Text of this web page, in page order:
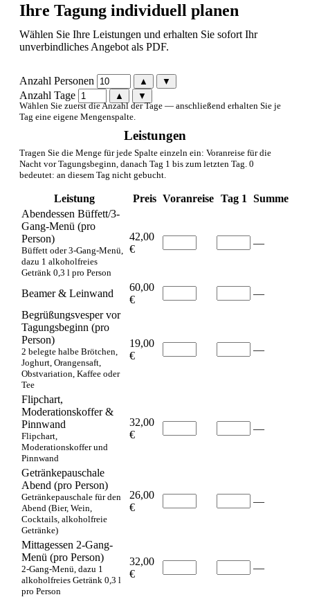
Ihre Tagung individuell planen
Wählen Sie Ihre Leistungen und erhalten Sie sofort Ihr
unverbindliches Angebot als PDF.
Anzahl Personen ▲ ▼
Anzahl Tage ▲
▼
Wählen Sie zuerst die Anzahl der Tage — anschließend erhalten Sie je
Tag eine eigene Mengenspalte.
Leistungen
Tragen Sie die Menge für jede Spalte einzeln ein: Voranreise für die
Nacht vor Tagungsbeginn, danach Tag 1 bis zum letzten Tag. 0
bedeutet: an diesem Tag nicht gebucht.
Leistung Preis Voranreise Tag 1
Summe
Abendessen Büffett/3-
Gang-Menü (pro
Person)
Büffett oder 3-Gang-Menü,
dazu 1 alkoholfreies
Getränk 0,3 l pro Person
42,00
€
—
Beamer & Leinwand
60,00
€
—
Begrüßungsvesper vor
Tagungsbeginn (pro
Person)
2 belegte halbe Brötchen,
Joghurt, Orangensaft,
Obstvariation, Kaffee oder
Tee
19,00
€
—
Flipchart,
Moderationskoffer &
Pinnwand
Flipchart,
Moderationskoffer und
Pinnwand
32,00
€
—
Getränkepauschale
Abend (pro Person)
Getränkepauschale für den
Abend (Bier, Wein,
Cocktails, alkoholfreie
Getränke)
26,00
€
—
Mittagessen 2-Gang-
Menü (pro Person)
2-Gang-Menü, dazu 1
alkoholfreies Getränk 0,3 l
pro Person
32,00
€
—